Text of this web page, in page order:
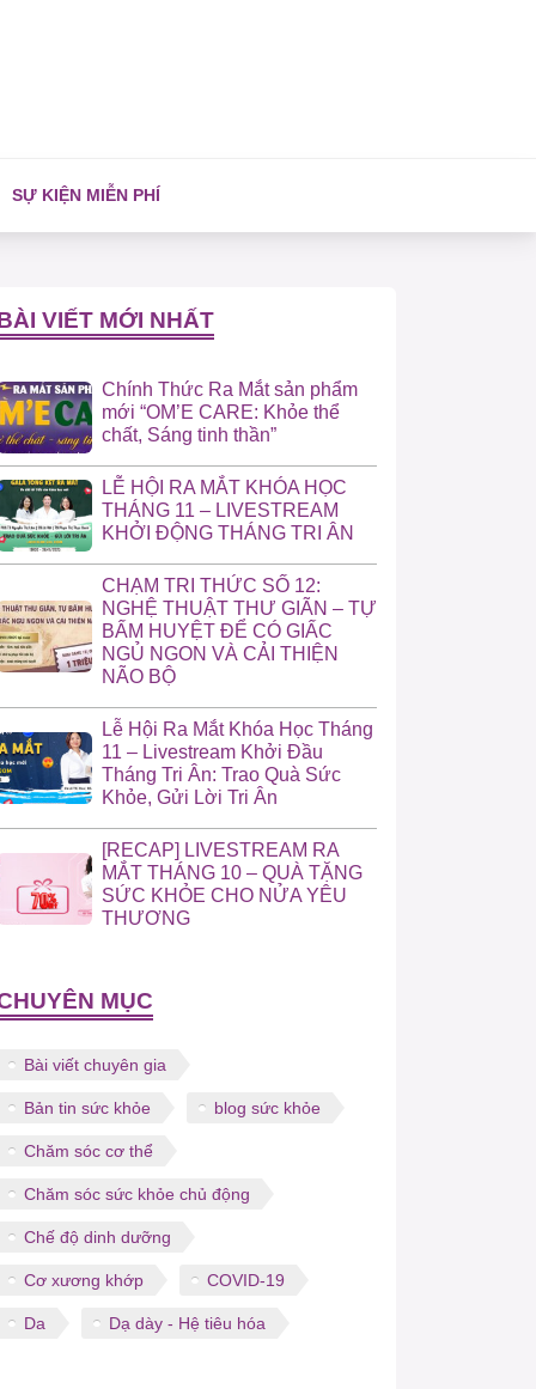
SỰ KIỆN MIỄN PHÍ
VIẾT MỚI NHẤT
Chính Thức Ra Mắt sản phẩm
mới “OM’E CARE: Khỏe thể
chất, Sáng tinh thần”
LỄ HỘI RA MẮT KHÓA HỌC
THÁNG 11 – LIVESTREAM
KHỞI ĐỘNG THÁNG TRI ÂN
CHẠM TRI THỨC SỐ 12:
NGHỆ THUẬT THƯ GIÃN – TỰ
BẤM HUYỆT ĐỂ CÓ GIẤC
NGỦ NGON VÀ CẢI THIỆN
NÃO BỘ
Lễ Hội Ra Mắt Khóa Học Tháng
11 – Livestream Khởi Đầu
Tháng Tri Ân: Trao Quà Sức
Khỏe, Gửi Lời Tri Ân
[RECAP] LIVESTREAM RA
MẮT THÁNG 10 – QUÀ TẶNG
SỨC KHỎE CHO NỬA YÊU
THƯƠNG
MỤC
Bài viết chuyên gia
Bản tin sức khỏe blog sức khỏe
Chăm sóc cơ thể
Chăm sóc sức khỏe chủ động
Chế độ dinh dưỡng
Cơ xương khớp COVID-19
Da Dạ dày - Hệ tiêu hóa